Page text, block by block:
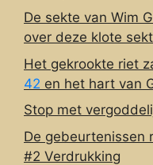
De sekte van Wim
over deze klote
Het gekrookte riet
42 en het hart van
Stop met
De gebeurtenissen
#2 Verdrukking